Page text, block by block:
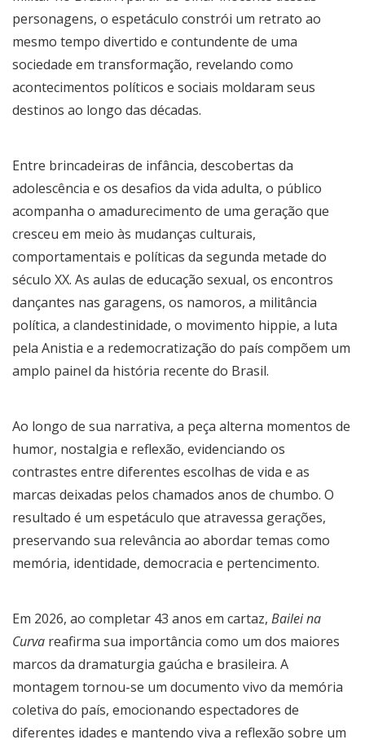
personagens, o espetáculo constrói um retrato ao
mesmo tempo divertido e contundente de uma
sociedade em transformação, revelando como
acontecimentos políticos e sociais moldaram seus
destinos ao longo das décadas.
Entre brincadeiras de infância, descobertas da
adolescência e os desafios da vida adulta, o público
acompanha o amadurecimento de uma geração que
cresceu em meio às mudanças culturais,
comportamentais e políticas da segunda metade do
século XX. As aulas de educação sexual, os encontros
dançantes nas garagens, os namoros, a militância
política, a clandestinidade, o movimento hippie, a luta
pela Anistia e a redemocratização do país compõem um
amplo painel da história recente do Brasil.
Ao longo de sua narrativa, a peça alterna momentos de
humor, nostalgia e reflexão, evidenciando os
contrastes entre diferentes escolhas de vida e as
marcas deixadas pelos chamados anos de chumbo. O
resultado é um espetáculo que atravessa gerações,
preservando sua relevância ao abordar temas como
memória, identidade, democracia e pertencimento.
Em 2026, ao completar 43 anos em cartaz, Bailei na
Curva reafirma sua importância como um dos maiores
marcos da dramaturgia gaúcha e brasileira. A
montagem tornou-se um documento vivo da memória
coletiva do país, emocionando espectadores de
diferentes idades e mantendo viva a reflexão sobre um